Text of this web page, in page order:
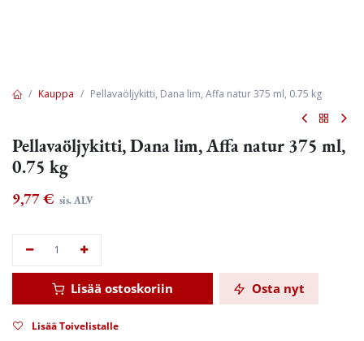
Kauppa Pellavaöljykitti, Dana lim, Affa natur 375 ml, 0.75 kg
Pellavaöljykitti, Dana lim, Affa natur 375 ml,
0.75 kg
9,77€ sis. ALV
Lisää ostoskoriin Osta nyt
Lisää Toivelistalle